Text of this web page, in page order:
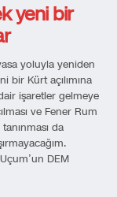
yeni bir
yoluyla yeniden
bir Kürt açılımına
işaretler gelmeye
ve Fener Rum
da
DEM